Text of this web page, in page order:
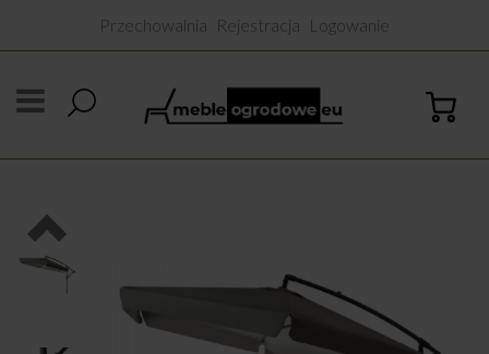
Przechowalnia Rejestracja Logowanie